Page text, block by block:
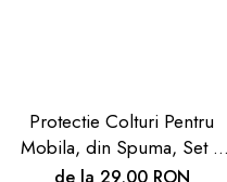
Protectie Colturi Pentru
Mobila, din Spuma, Set 4
buc